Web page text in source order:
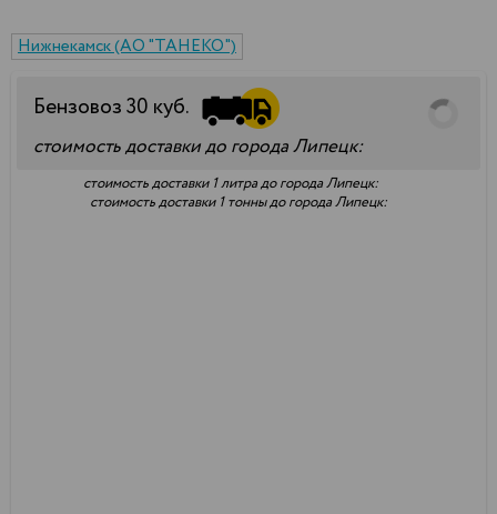
Нижнекамск (АО "ТАНЕКО")
Бензовоз30 куб.
стоимость доставки до города Липецк:
стоимость доставки 1 литра до города Липецк:
стоимость доставки 1 тонны до города Липецк: